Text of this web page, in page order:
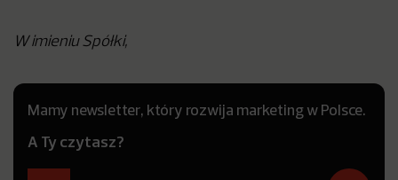
W imieniu Spółki,
Mamy newsletter, który rozwija marketing w Polsce.
A Ty czytasz?